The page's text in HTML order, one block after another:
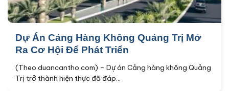
Dự Án Cảng Hàng Không Quảng Trị Mở
Ra Cơ Hội Để Phát Triển
(Theo duancantho.com) – Dự án Cảng hàng không Quảng
Trị trở thành hiện thực đã đáp...